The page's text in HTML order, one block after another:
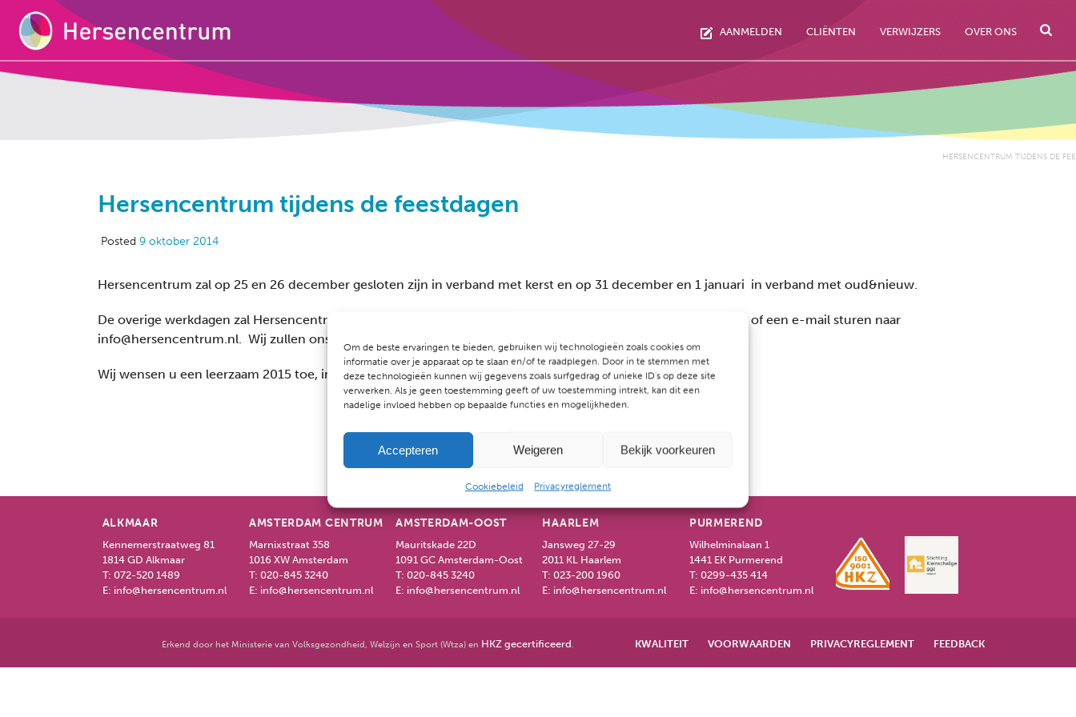
Om de beste ervaringen te bieden, gebruiken wij technologieën zoals cookies om
informatie over je apparaat op te slaan en/of te raadplegen. Door in te stemmen met
deze technologieën kunnen wij gegevens zoals surfgedrag of unieke ID's op deze site
verwerken. Als je geen toestemming geeft of uw toestemming intrekt, kan dit een
nadelige invloed hebben op bepaalde functies en mogelijkheden.
Accepteren Weigeren Bekijk voorkeuren
Cookiebeleid Privacyreglement
AANMELDEN CLIËNTEN VERWIJZERS OVER ONS
HERSENCENTRUM TIJDENS DE
Hersencentrum tijdens de feestdagen
Posted 9 oktober 2014
Hersencentrum zal op 25 en 26 december gesloten zijn in verband met kerst en op 31 december en 1 januari in verband met oud&nieuw.
De overige werkdagen zal Hersencentrum beperkt bereikbaar zijn. Wel kunt u een voicemailbericht inspreken of een e-mail sturen naar
info@hersencentrum.nl. Wij zullen ons best doen u zo spoedig mogelijk te woord te staan.
Wij wensen u een leerzaam 2015 toe, in goede gezondheid en een grapje op z’n tijd.
ALKMAAR
Kennemerstraatweg 81
1814 GD Alkmaar
T: 072-520 1489
E: info@hersencentrum.nl
AMSTERDAM CENTRUM
Marnixstraat 358
1016 XW Amsterdam
T: 020-845 3240
E: info@hersencentrum.nl
AMSTERDAM-OOST
Mauritskade 22D
1091 GC Amsterdam-Oost
T:020-845 3240
E: info@hersencentrum.nl
HAARLEM
Jansweg 27-29
2011 KL Haarlem
T:023-200 1960
E: info@hersencentrum.nl
PURMEREND
Wilhelminalaan 1
1441 EK Purmerend
T: 0299-435 414
E: info@hersencentrum.nl
Erkend door het Ministerie van Volksgezondheid, Welzijn en Sport (Wtza) en HKZ gecertificeerd. KWALITEIT VOORWAARDEN PRIVACYREGLEMENT FEEDBACK